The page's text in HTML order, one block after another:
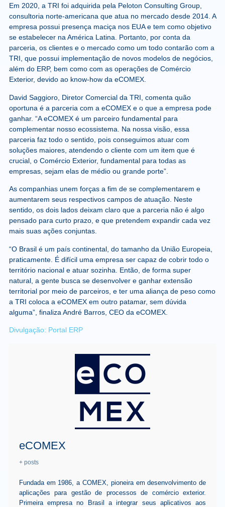
Em 2020, a TRI foi adquirida pela Peloton Consulting Group,
consultoria norte-americana que atua no mercado desde 2014. A
empresa possui presença maciça nos EUA e tem como objetivo
se estabelecer na América Latina. Portanto, por conta da
parceria, os clientes e o mercado como um todo contarão com a
TRI, que possui implementação de novos modelos de negócios,
além do ERP, bem como com as operações de Comércio
Exterior, devido ao know-how da eCOMEX.
David Saggioro, Diretor Comercial da TRI, comenta quão
oportuna é a parceria com a eCOMEX e o que a empresa pode
ganhar. “A eCOMEX é um parceiro fundamental para
complementar nosso ecossistema. Na nossa visão, essa
parceria faz todo o sentido, pois conseguimos atuar com
soluções maiores, atendendo o cliente com um item que é
crucial, o Comércio Exterior, fundamental para todas as
empresas, sejam elas de médio ou grande porte”.
As companhias unem forças a fim de se complementarem e
aumentarem seus respectivos campos de atuação. Neste
sentido, os dois lados deixam claro que a parceria não é algo
pensado para curto prazo, e que pretendem expandir cada vez
mais suas ações conjuntas.
“O Brasil é um país continental, do tamanho da União Europeia,
praticamente. É difícil uma empresa ser capaz de cobrir todo o
território nacional e atuar sozinha. Então, de forma super
natural, a gente busca se desenvolver e ganhar extensão
territorial por meio de parceiros, e ter uma aliança de peso como
a TRI coloca a eCOMEX em outro patamar, sem dúvida
alguma”, finaliza André Barros, CEO da eCOMEX.
Divulgação: Portal ERP
eCOMEX
+ posts
Fundada em 1986, a COMEX, pioneira em desenvolvimento de
aplicações para gestão de processos de comércio exterior.
Primeira empresa no Brasil a integrar seus aplicativos aos